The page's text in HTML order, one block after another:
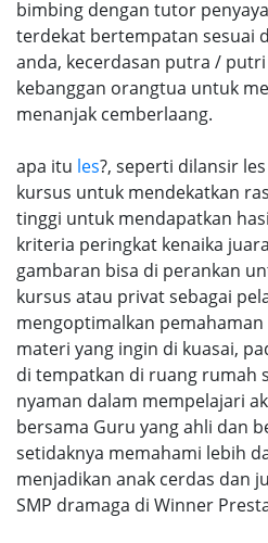
bimbing dengan tutor
terdekat bertempatan sesuai
anda, kecerdasan putra /
kebanggan orangtua untuk
menanjak cemberlaang.
apa itu les?, seperti dilansir
kursus untuk mendekatkan
tinggi untuk mendapatkan
kriteria peringkat kenaika
gambaran bisa di perankan
kursus atau privat sebagai
mengoptimalkan
materi yang ingin di kuasai,
di tempatkan di ruang rumah
nyaman dalam mempelajari
bersama Guru yang ahli dan
setidaknya memahami lebih
menjadikan anak cerdas dan
SMP dramaga di Winner